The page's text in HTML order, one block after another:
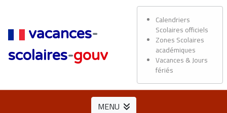
vacances-
scolaires-gouv
Calendriers
Scolaires officiels
Zones Scolaires
académiques
Vacances & Jours
fériés
MENU